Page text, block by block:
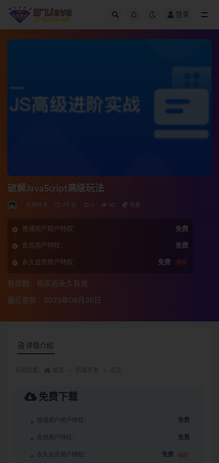
登录
破解JavaScript高级玩法
前端开发 3年前 0 62 免费
普通用户用户特权： 免费
会员用户特权： 免费
永久会员用户特权： 免费 推荐
有效期：购买后永久有效
最近更新：2025年08月30日
详情介绍
免费下载
普通用户用户特权： 免费
会员用户特权： 免费
永久会员用户特权： 免费 推荐